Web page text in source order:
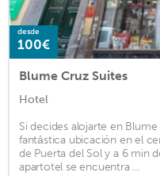
desde
100€
Blume Cruz Suites
Hotel
Si decides alojarte en
fantástica ubicación en el
de Puerta del Sol y a 6 min
apartotel se encuentra ...